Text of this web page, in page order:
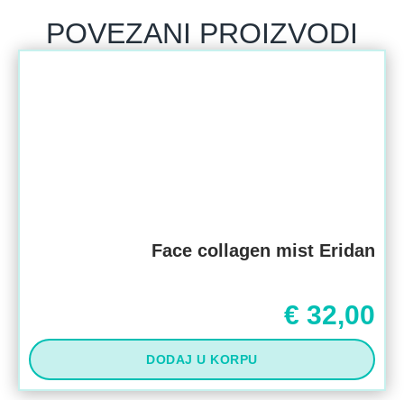
POVEZANI PROIZVODI
Face collagen mist Eridan
€ 32,00
DODAJ U KORPU